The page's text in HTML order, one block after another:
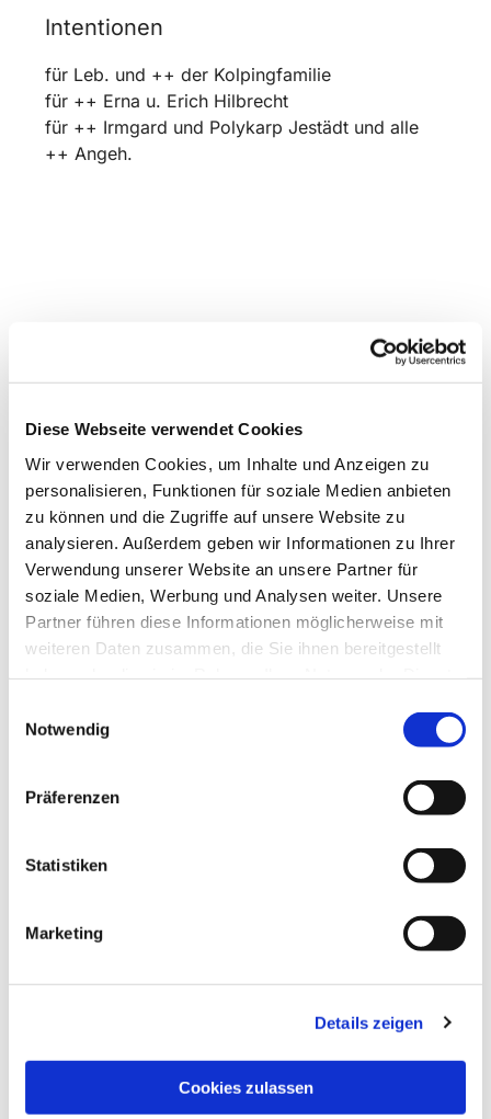
Diese Webseite verwendet Cookies
Wir verwenden Cookies, um Inhalte und Anzeigen zu
personalisieren, Funktionen für soziale Medien anbieten
zu können und die Zugriffe auf unsere Website zu
analysieren. Außerdem geben wir Informationen zu Ihrer
Verwendung unserer Website an unsere Partner für
soziale Medien, Werbung und Analysen weiter. Unsere
Partner führen diese Informationen möglicherweise mit
weiteren Daten zusammen, die Sie ihnen bereitgestellt
Notwendig
Präferenzen
Statistiken
Marketing
Details zeigen
Cookies zulassen
Intentionen
für Leb. und ++ der Kolpingfamilie
für ++ Erna u. Erich Hilbrecht
für ++ Irmgard und Polykarp Jestädt und alle
++ Angeh.
Dies könnte Sie auch
interessieren